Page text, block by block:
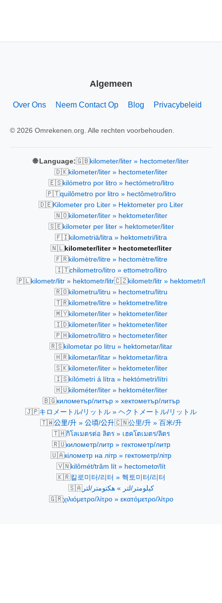
Algemeen
Over Ons Neem Contact Op Blog Privacybeleid
© 2026 Omrekenen.org. Alle rechten voorbehouden.
🌐 Language:🇬🇧kilometer/liter » hectometer/liter
🇩🇰kilometer/liter » hectometer/liter
🇪🇸kilómetro por litro » hectómetro/litro
🇵🇹quilômetro por litro » hectômetro/litro
🇩🇪Kilometer pro Liter » Hektometer pro Liter
🇳🇴kilometer/liter » hektometer/liter
🇸🇪kilometer per liter » hektometer/liter
🇫🇮kilometriä/litra » hektometri/litra
🇳🇱kilometer/liter » hectometer/liter
🇫🇷kilomètre/litre » hectomètre/litre
🇮🇹chilometro/litro » ettometro/litro
🇵🇱kilometr/litr » hektometr/litr🇨🇿kilometr/litr » hektometr/l
🇷🇴kilometru/litru » hectometru/litru
🇹🇷kilometre/litre » hektometre/litre
🇲🇾kilometer/liter » hektometer/liter
🇮🇩kilometer/liter » hektometer/liter
🇵🇭kilometro/litro » hectometer/liter
🇷🇸kilometar po litru » hektometar/litar
🇭🇷kilometar/litar » hektometar/litra
🇸🇰kilometer/liter » hektometer/liter
🇮🇸kílómetri á lítra » hektómetri/lítri
🇭🇺kilométer/liter » hektométer/liter
🇧🇬километър/литър » хектометър/литър
🇯🇵キロメートル/リットル » ヘクトメートル/リットル
🇹🇼公里/升 » 公頃/公升🇨🇳公里/升 » 百米/升
🇹🇭กิโลเมตรต่อ ลิตร » เฮคโตเมตร/ลิตร
🇷🇺километр/литр » гектометр/литр
🇺🇦кілометр на літр » гектометр/літр
🇻🇳kilômét/trăm lít » hectometơ/lít
🇰🇷킬로미터/리터 » 헥토미터/리터
🇸🇦كيلومتر/لتر » هكتومتر/لتر
🇬🇷χιλιόμετρο/λίτρο » εκατόμετρο/λίτρο